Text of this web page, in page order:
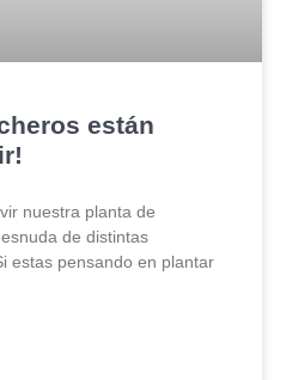
están
nuestra planta de
de distintas
estas pensando en plantar